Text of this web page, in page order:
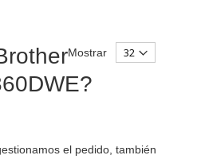
Mostrar
el pedido, también